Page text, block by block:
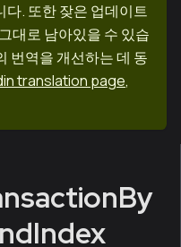
. 또한 잦은 업데이트
대로 남아있을 수 있습
번역을 개선하는 데 동
translation page,